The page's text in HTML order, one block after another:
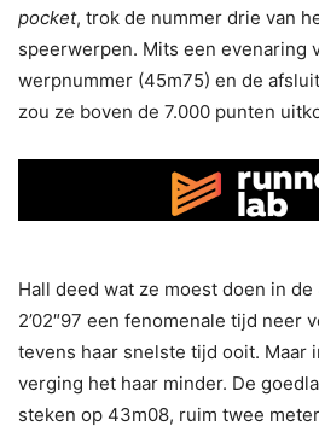
pocket, trok de nummer drie van
speerwerpen. Mits een evenaring
werpnummer (45m75) en de
zou ze boven de 7.000 punten
Hall deed wat ze moest doen in
2’02″97 een fenomenale tijd neer
tevens haar snelste tijd ooit. Maar
verging het haar minder. De
steken op 43m08, ruim twee